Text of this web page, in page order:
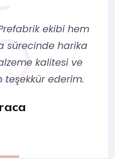
ekibi hem
sürecinde harika
kalitesi ve
ederim.